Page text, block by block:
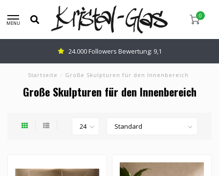
MENU
0
Beratung: 0345-637599
Startseite / Große Skulpturen für den Innenbereich
Große Skulpturen für den Innenbereich